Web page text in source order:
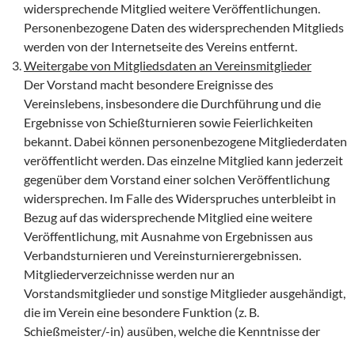
widersprechende Mitglied weitere Veröffentlichungen.
Personenbezogene Daten des widersprechenden Mitglieds
werden von der Internetseite des Vereins entfernt.
Weitergabe von Mitgliedsdaten an Vereinsmitglieder
Der Vorstand macht besondere Ereignisse des
Vereinslebens, insbesondere die Durchführung und die
Ergebnisse von Schießturnieren sowie Feierlichkeiten
bekannt. Dabei können personenbezogene Mitgliederdaten
veröffentlicht werden. Das einzelne Mitglied kann jederzeit
gegenüber dem Vorstand einer solchen Veröffentlichung
widersprechen. Im Falle des Widerspruches unterbleibt in
Bezug auf das widersprechende Mitglied eine weitere
Veröffentlichung, mit Ausnahme von Ergebnissen aus
Verbandsturnieren und Vereinsturnierergebnissen.
Mitgliederverzeichnisse werden nur an
Vorstandsmitglieder und sonstige Mitglieder ausgehändigt,
die im Verein eine besondere Funktion (z. B.
Schießmeister/-in) ausüben, welche die Kenntnisse der